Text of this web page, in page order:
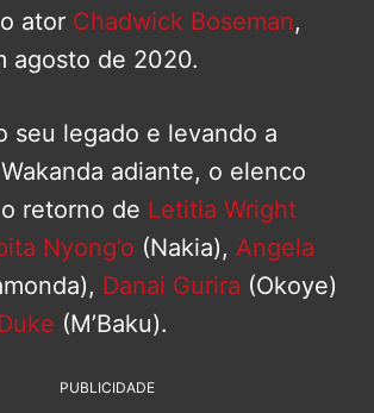
ator Chadwick Boseman,
agosto de 2020.
seu legado e levando a
adiante, o elenco
retorno de Letitia Wright
Nyong’o (Nakia), Angela
Danai Gurira (Okoye)
(M’Baku).
PUBLICIDADE